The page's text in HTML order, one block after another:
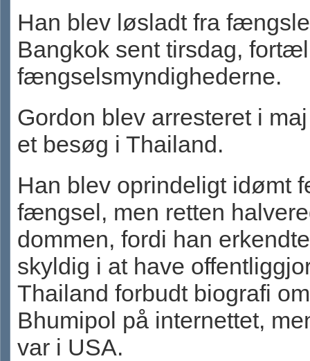
Han blev løsladt fra
Bangkok sent tirsdag,
fængselsmyndighederne.
Gordon blev arresteret i
et besøg i Thailand.
Han blev oprindeligt idømt
fængsel, men retten
dommen, fordi han
skyldig i at have
Thailand forbudt biografi
Bhumipol på internettet,
var i USA.